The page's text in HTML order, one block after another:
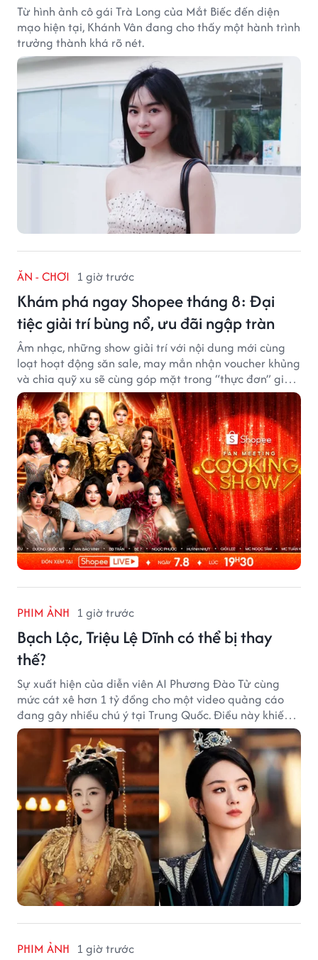
Từ hình ảnh cô gái Trà Long của Mắt Biếc đến diện
mạo hiện tại, Khánh Vân đang cho thấy một hành trình
trưởng thành khá rõ nét.
ĂN - CHƠI 1 giờ trước
Khám phá ngay Shopee tháng 8: Đại
tiệc giải trí bùng nổ, ưu đãi ngập tràn
Âm nhạc, những show giải trí với nội dung mới cùng
loạt hoạt động săn sale, may mắn nhận voucher khủng
và chia quỹ xu sẽ cùng góp mặt trong “thực đơn” giải
trí cuối tuần trên Shopee, diễn ra liên tiếp vào ngày
7/8 và 8/8.
PHIM ẢNH 1 giờ trước
Bạch Lộc, Triệu Lệ Dĩnh có thể bị thay
thế?
Sự xuất hiện của diễn viên AI Phương Đào Tử cùng
mức cát xê hơn 1 tỷ đồng cho một video quảng cáo
đang gây nhiều chú ý tại Trung Quốc. Điều này khiến
không ít người đặt câu hỏi liệu những ngôi sao hàng
đầu như Bạch Lộc, Triệu Lệ Dĩnh có thể bị thay thế
trong tương lai.
PHIM ẢNH 1 giờ trước